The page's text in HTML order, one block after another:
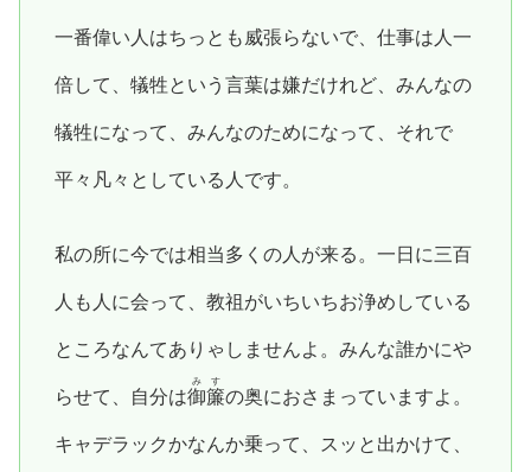
一番偉い人はちっとも威張らないで、仕事は人一
倍して、犠牲という言葉は嫌だけれど、みんなの
犠牲になって、みんなのためになって、それで
平々凡々としている人です。
私の所に今では相当多くの人が来る。一日に三百
人も人に会って、教祖がいちいちお浄めしている
ところなんてありゃしませんよ。みんな誰かにや
らせて、自分は御簾
みす
の奥におさまっていますよ。
キャデラックかなんか乗って、スッと出かけて、